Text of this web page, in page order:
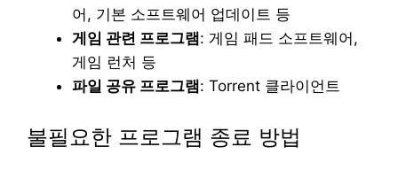
어, 기본 소프트웨어 업데이트 등
게임 관련 프로그램: 게임 패드 소프트웨어,
게임 런처 등
파일 공유 프로그램: Torrent 클라이언트
불필요한 프로그램 종료 방법